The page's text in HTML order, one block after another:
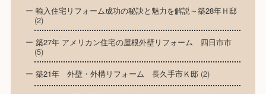
輸入住宅リフォーム成功の秘訣と魅力を解説～築28年Ｈ邸
(2)
築27年 アメリカン住宅の屋根外壁リフォーム 四日市市
(5)
築21年 外壁・外構リフォーム 長久手市Ｋ邸(2)